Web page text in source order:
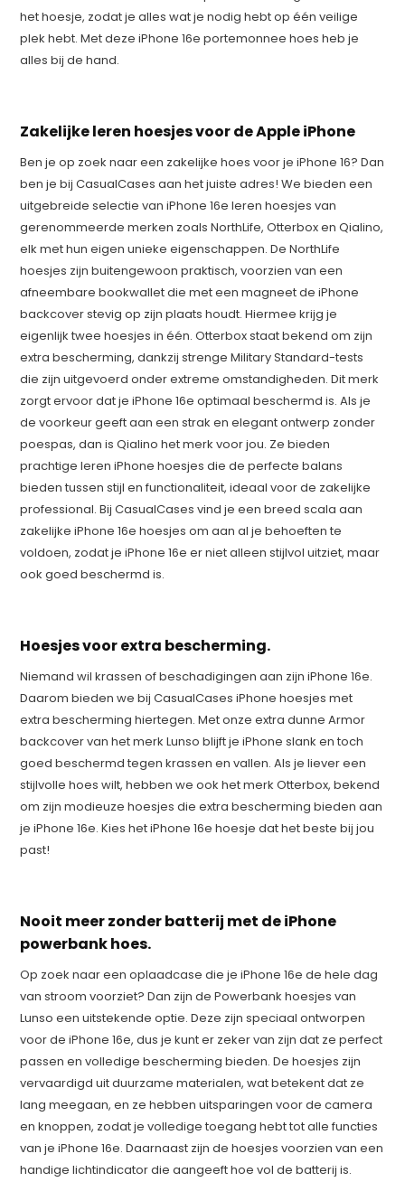
het hoesje, zodat je alles wat je nodig hebt op één veilige
plek hebt. Met deze iPhone 16e portemonnee hoes heb je
alles bij de hand.
Zakelijke leren hoesjes voor de Apple iPhone
Ben je op zoek naar een zakelijke hoes voor je iPhone 16? Dan
ben je bij CasualCases aan het juiste adres! We bieden een
uitgebreide selectie van iPhone 16e leren hoesjes van
gerenommeerde merken zoals NorthLife, Otterbox en Qialino,
elk met hun eigen unieke eigenschappen. De NorthLife
hoesjes zijn buitengewoon praktisch, voorzien van een
afneembare bookwallet die met een magneet de iPhone
backcover stevig op zijn plaats houdt. Hiermee krijg je
eigenlijk twee hoesjes in één. Otterbox staat bekend om zijn
extra bescherming, dankzij strenge Military Standard-tests
die zijn uitgevoerd onder extreme omstandigheden. Dit merk
zorgt ervoor dat je iPhone 16e optimaal beschermd is. Als je
de voorkeur geeft aan een strak en elegant ontwerp zonder
poespas, dan is Qialino het merk voor jou. Ze bieden
prachtige leren iPhone hoesjes die de perfecte balans
bieden tussen stijl en functionaliteit, ideaal voor de zakelijke
professional. Bij CasualCases vind je een breed scala aan
zakelijke iPhone 16e hoesjes om aan al je behoeften te
voldoen, zodat je iPhone 16e er niet alleen stijlvol uitziet, maar
ook goed beschermd is.
Hoesjes voor extra bescherming.
Niemand wil krassen of beschadigingen aan zijn iPhone 16e.
Daarom bieden we bij CasualCases iPhone hoesjes met
extra bescherming hiertegen. Met onze extra dunne Armor
backcover van het merk Lunso blijft je iPhone slank en toch
goed beschermd tegen krassen en vallen. Als je liever een
stijlvolle hoes wilt, hebben we ook het merk Otterbox, bekend
om zijn modieuze hoesjes die extra bescherming bieden aan
je iPhone 16e. Kies het iPhone 16e hoesje dat het beste bij jou
past!
Nooit meer zonder batterij met de iPhone
powerbank hoes.
Op zoek naar een oplaadcase die je iPhone 16e de hele dag
van stroom voorziet? Dan zijn de Powerbank hoesjes van
Lunso een uitstekende optie. Deze zijn speciaal ontworpen
voor de iPhone 16e, dus je kunt er zeker van zijn dat ze perfect
passen en volledige bescherming bieden. De hoesjes zijn
vervaardigd uit duurzame materialen, wat betekent dat ze
lang meegaan, en ze hebben uitsparingen voor de camera
en knoppen, zodat je volledige toegang hebt tot alle functies
van je iPhone 16e. Daarnaast zijn de hoesjes voorzien van een
handige lichtindicator die aangeeft hoe vol de batterij is.